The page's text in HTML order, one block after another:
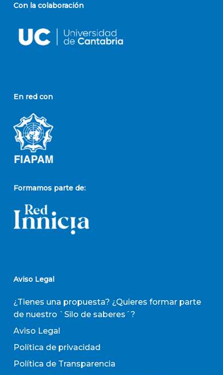
Con la colaboración
En red con
Formamos parte de:
Aviso Legal
¿Tienes una propuesta? ¿Quieres formar parte
de nuestro `Silo de saberes´?
Aviso Legal
Política de privacidad
Política de Transparencia